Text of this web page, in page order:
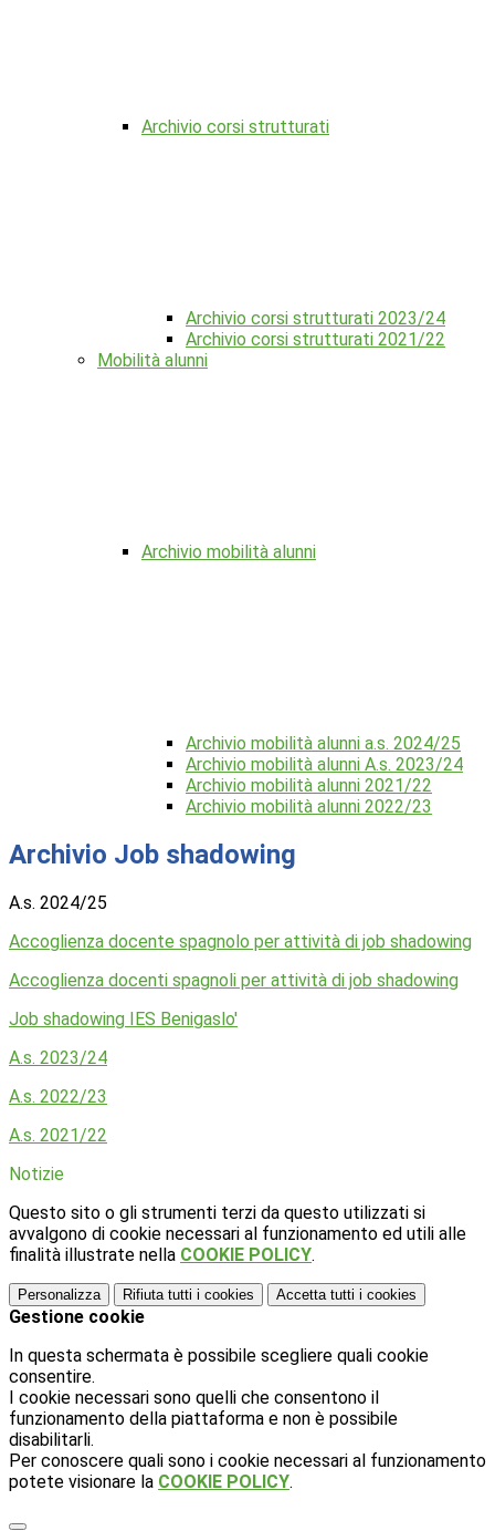
Archivio corsi strutturati
Archivio corsi strutturati 2023/24
Archivio corsi strutturati 2021/22
Mobilità alunni
Archivio mobilità alunni
Archivio mobilità alunni a.s. 2024/25
Archivio mobilità alunni A.s. 2023/24
Archivio mobilità alunni 2021/22
Archivio mobilità alunni 2022/23
Archivio Job shadowing
A.s. 2024/25
Accoglienza docente spagnolo per attività di job shadowing
Accoglienza docenti spagnoli per attività di job shadowing
Job shadowing IES Benigaslo'
A.s. 2023/24
A.s. 2022/23
A.s. 2021/22
Notizie
Questo sito o gli strumenti terzi da questo utilizzati si
avvalgono di cookie necessari al funzionamento ed utili alle
finalità illustrate nella COOKIE POLICY.
Personalizza Rifiuta tutti i cookies Accetta tutti i cookies
Gestione cookie
In questa schermata è possibile scegliere quali cookie
consentire.
I cookie necessari sono quelli che consentono il
funzionamento della piattaforma e non è possibile
disabilitarli.
Per conoscere quali sono i cookie necessari al funzionamento
potete visionare la COOKIE POLICY.